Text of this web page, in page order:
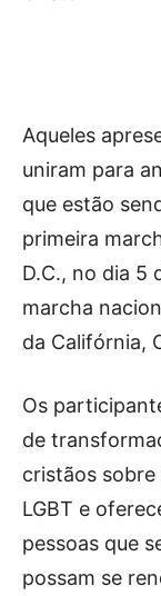
Aqueles
uniram para
que estão
primeira
D.C., no dia 5
marcha
da Califórnia,
Os
de
cristãos
LGBT e
pessoas que
possam se